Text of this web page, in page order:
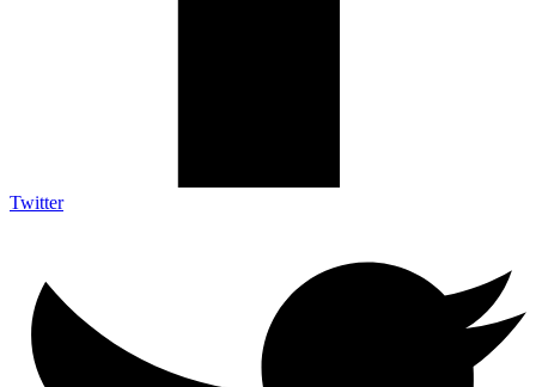
Twitter